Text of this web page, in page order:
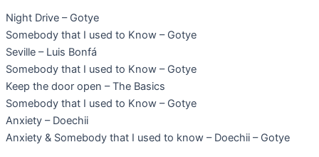
Night Drive – Gotye
Somebody that I used to Know – Gotye
Seville – Luis Bonfá
Somebody that I used to Know – Gotye
Keep the door open – The Basics
Somebody that I used to Know – Gotye
Anxiety – Doechii
Anxiety & Somebody that I used to know – Doechii – Gotye